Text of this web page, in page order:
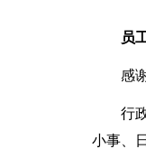
员
感
行
小事、